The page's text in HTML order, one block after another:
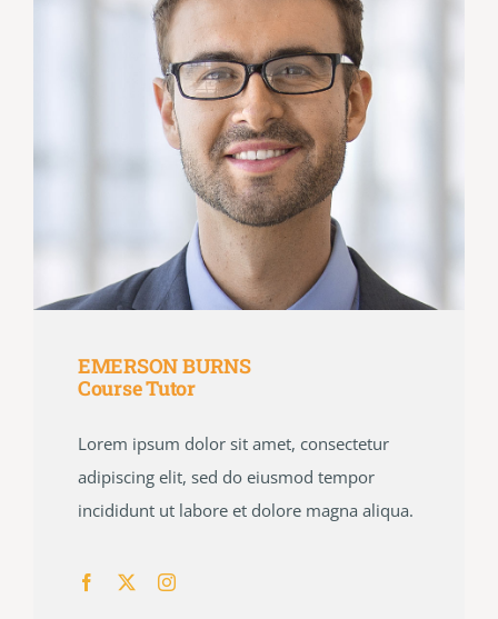
EMERSON BURNS
Course Tutor
Lorem ipsum dolor sit amet, consectetur
adipiscing elit, sed do eiusmod tempor
incididunt ut labore et dolore magna aliqua.